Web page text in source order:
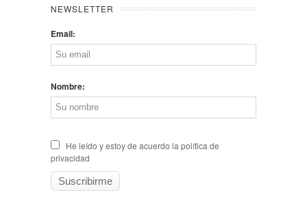
NEWSLETTER
Email:
Nombre:
He leído y estoy de acuerdo la política de
privacidad